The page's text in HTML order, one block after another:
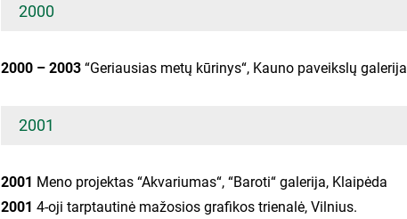
2000
2000 – 2003 “Geriausias metų kūrinys“, Kauno paveikslų galerija
2001
2001 Meno projektas “Akvariumas“, “Baroti“ galerija, Klaipėda
2001 4-oji tarptautinė mažosios grafikos trienalė, Vilnius.